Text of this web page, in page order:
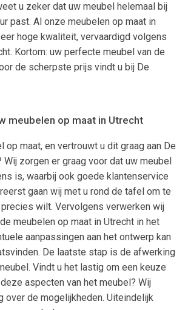
u zeker dat uw meubel helemaal bij
past. Al onze meubelen op maat in
hoge kwaliteit, vervaardigd volgens
Kortom: uw perfecte meubel van de
de scherpste prijs vindt u bij De
meubelen op maat in Utrecht
op maat, en vertrouwt u dit graag aan De
Wij zorgen er graag voor dat uw meubel
is, waarbij ook goede klantenservice
gaan wij met u rond de tafel om te
wilt. Vervolgens verwerken wij
meubelen op maat in Utrecht in het
aanpassingen aan het ontwerp kan
De laatste stap is de afwerking
Vindt u het lastig om een keuze
aspecten van het meubel? Wij
over de mogelijkheden. Uiteindelijk